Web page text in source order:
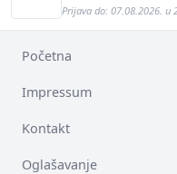
Prijava do: 07.08.2026. u
Početna
Impressum
Kontakt
Oglašavanje